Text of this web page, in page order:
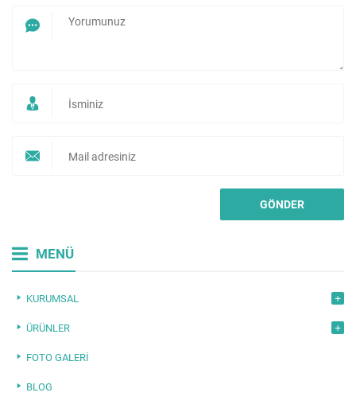
MENÜ
KURUMSAL
ÜRÜNLER
FOTO GALERI
BLOG